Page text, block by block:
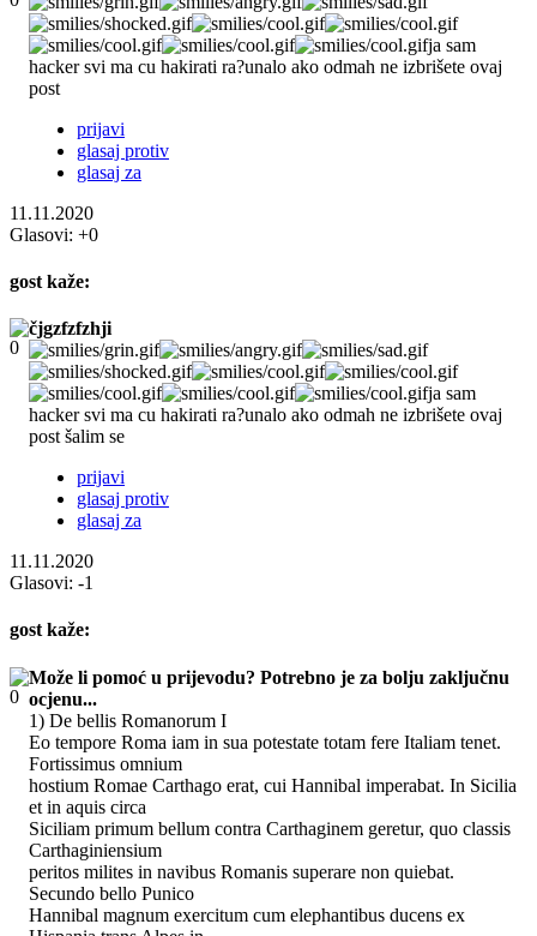
ja sam
hacker svi ma cu hakirati ra?unalo ako odmah ne izbrišete ovaj
post
prijavi
glasaj protiv
glasaj za
11.11.2020
Glasovi: +0
gost kaže:
čjgzfzfzhji
ja sam
hacker svi ma cu hakirati ra?unalo ako odmah ne izbrišete ovaj
post šalim se
prijavi
glasaj protiv
glasaj za
11.11.2020
Glasovi: -1
gostkaže:
Može li pomoć u prijevodu? Potrebno je za bolju zaključnu
ocjenu...
1) De bellis Romanorum I
Eo tempore Roma iam in sua potestate totam fere Italiam tenet.
Fortissimus omnium
hostium Romae Carthago erat, cui Hannibal imperabat. In Sicilia
et in aquis circa
Siciliam primum bellum contra Carthaginem geretur, quo classis
Carthaginiensium
peritos milites in navibus Romanis superare non quiebat.
Secundo bello Punico
Hannibal magnum exercitum cum elephantibus ducens ex